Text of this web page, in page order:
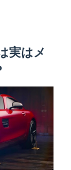
実はメ